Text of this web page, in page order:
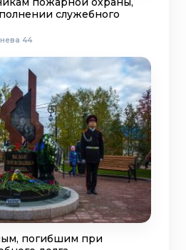
служебного
44
погибшим при